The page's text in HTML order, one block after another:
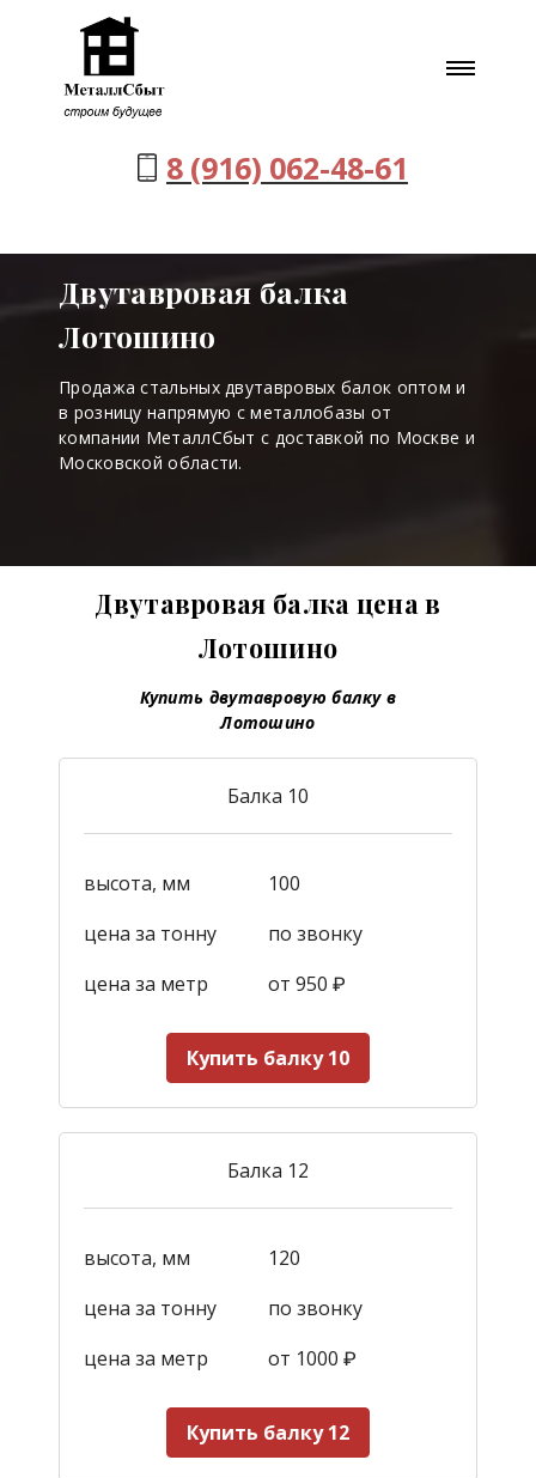
8 (916) 062-48-61
Двутавровая балка
Лотошино
Продажа стальных двутавровых балок оптом и
в розницу напрямую с металлобазы от
компании МеталлСбыт с доставкой по Москве и
Московской области.
Двутавровая балка цена в
Лотошино
Купить двутавровую балку в
Лотошино
Балка 10
высота, мм
100
цена за тонну
по звонку
цена за метр
от 950 ₽
Купить балку 10
Балка 12
высота, мм
120
цена за тонну
по звонку
цена за метр
от 1000 ₽
Купить балку 12